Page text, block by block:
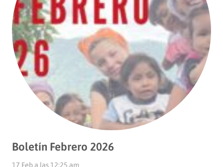
Boletín Febrero 2026
17 Feb a las 12:25 am